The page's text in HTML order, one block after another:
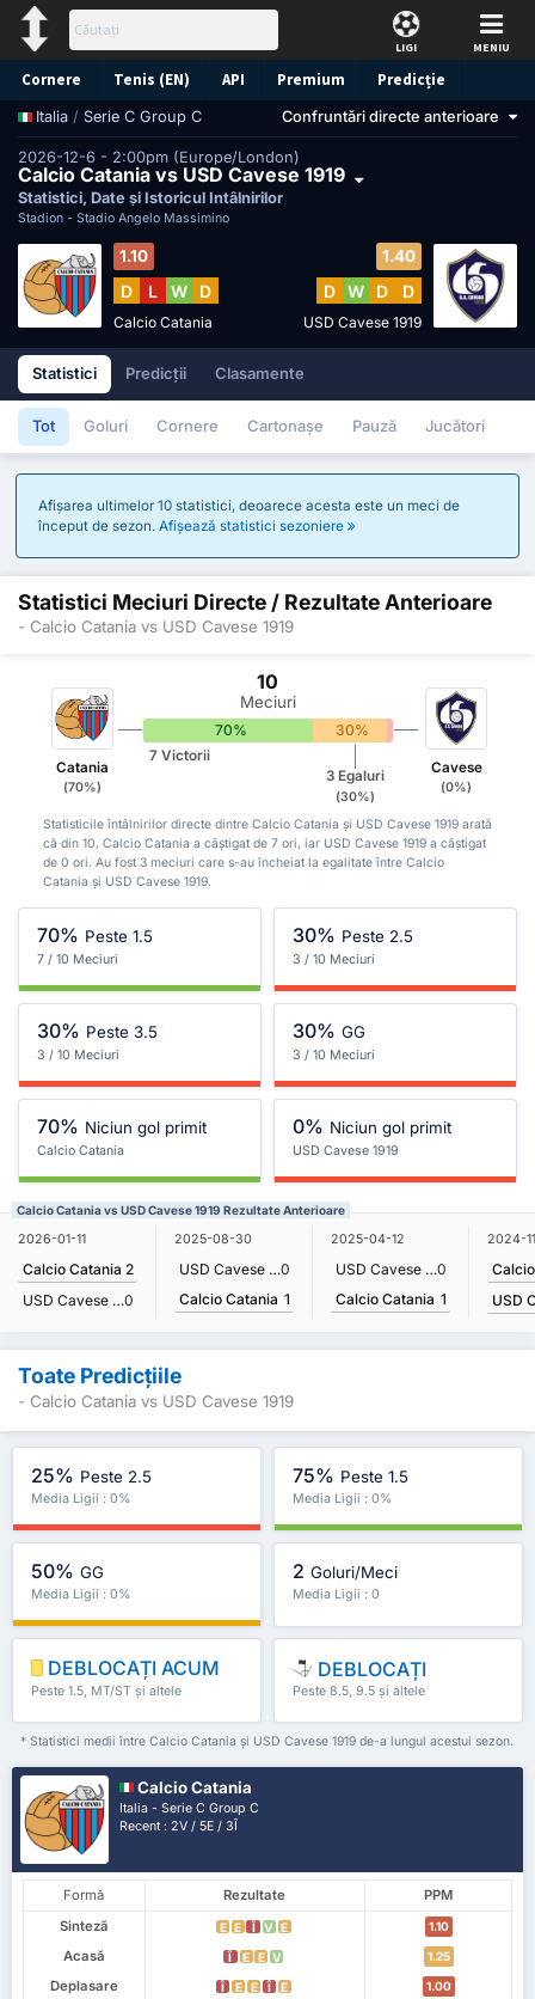
LIGI MENIU
Cornere Tenis (EN) API Premium Predicție
Italia / Serie C Group C Confruntări directe anterioare
2026-12-6 - 2:00pm (Europe/London)
Calcio Catania vs USD Cavese 1919
Statistici, Date și Istoricul Întâlnirilor
Stadion - Stadio Angelo Massimino
1.10
D L W D
Calcio Catania
1.40
D W D D
USD Cavese 1919
Statistici Predicții Clasamente
Tot Goluri Cornere Cartonașe Pauză Jucători
Afișarea ultimelor 10 statistici, deoarece acesta este un meci de
început de sezon. Afișează statistici sezoniere
Statistici Meciuri Directe / Rezultate Anterioare
- Calcio Catania vs USD Cavese 1919
Catania
(70%)
10
Meciuri
70% 30% 0%
7 Victorii
3 Egaluri
(30%)
Cavese
(0%)
Statisticile întâlnirilor directe dintre Calcio Catania și USD Cavese 1919 arată
că din 10, Calcio Catania a câștigat de 7 ori, iar USD Cavese 1919 a câștigat
de 0 ori. Au fost 3 meciuri care s-au încheiat la egalitate între Calcio
Catania și USD Cavese 1919.
70% Peste 1.5
7 / 10 Meciuri
30% Peste 2.5
3 / 10 Meciuri
30% Peste 3.5
3 / 10 Meciuri
30% GG
3 / 10 Meciuri
70% Niciun gol primit
Calcio Catania
0% Niciun gol primit
USD Cavese 1919
Calcio Catania vs USD Cavese 1919 Rezultate Anterioare
2026-01-11
Calcio Catania 2
USD Cavese 19190
2025-08-30
USD Cavese 19190
Calcio Catania 1
2025-04-12
USD Cavese 19190
Calcio Catania 1
2024-
Toate Predicțiile
- Calcio Catania vs USD Cavese 1919
25% Peste 2.5
Media Ligii : 0%
75% Peste 1.5
Media Ligii : 0%
50% GG
Media Ligii : 0%
2 Goluri/Meci
Media Ligii : 0
DEBLOCAȚI ACUM
Peste 1.5, MT/ST și altele
DEBLOCAȚI
Peste 8.5, 9.5 și altele
* Statistici medii între Calcio Catania și USD Cavese 1919 de-a lungul acestui sezon.
Calcio Catania
Italia - Serie C Group C
Recent : 2V / 5E / 3Î
Formă Rezultate
PPM
Sinteză
E E Î V E 1.10
Acasă Î E E V 1.25
Deplasare Î E E Î E 1.00